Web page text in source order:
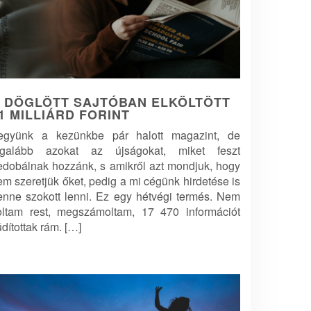
DÖGLÖTT SAJTÓBAN ELKÖLTÖTT
MILLIÁRD FORINT
a kezünkbe pár halott magazint, de
azokat az újságokat, miket feszt
hozzánk, s amikről azt mondjuk, hogy
szeretjük őket, pedig a mi cégünk hirdetése is
szokott lenni. Ez egy hétvégi termés. Nem
rest, megszámoltam, 17 470 információt
rám. […]